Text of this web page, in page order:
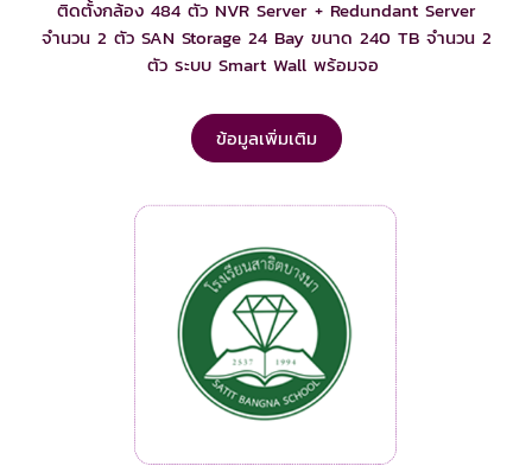
ติดตั้งกล้อง 484 ตัว NVR Server + Redundant Server
จำนวน 2 ตัว SAN Storage 24 Bay ขนาด 240 TB จำนวน 2
ตัว ระบบ Smart Wall พร้อมจอ
ข้อมูลเพิ่มเติม